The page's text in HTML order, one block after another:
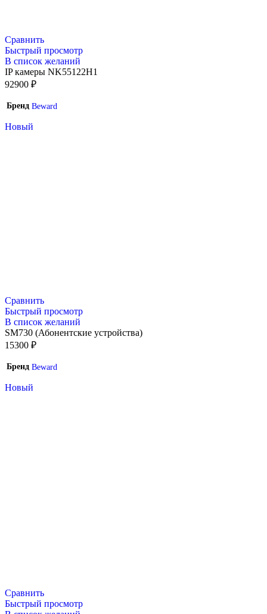
Сравнить
Быстрый просмотр
В список желаний
IP камеры NK55122H1
92900 ₽
Бренд Beward
Новый
Сравнить
Быстрый просмотр
В список желаний
SM730 (Абонентские устройства)
15300 ₽
Бренд Beward
Новый
Сравнить
Быстрый просмотр